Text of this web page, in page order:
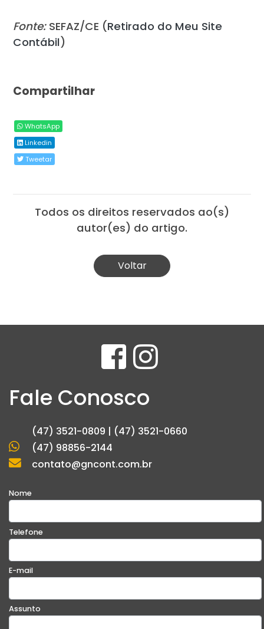
Fonte:SEFAZ/CE (Retirado do Meu Site
Contábil)
Compartilhar
WhatsApp
Linkedin
Tweetar
Todos os direitos reservados ao(s)
autor(es) do artigo.
Voltar
Fale Conosco
(47) 3521-0809 | (47) 3521-0660
(47) 98856-2144
contato@gncont.com.br
Nome
Telefone
E-mail
Assunto